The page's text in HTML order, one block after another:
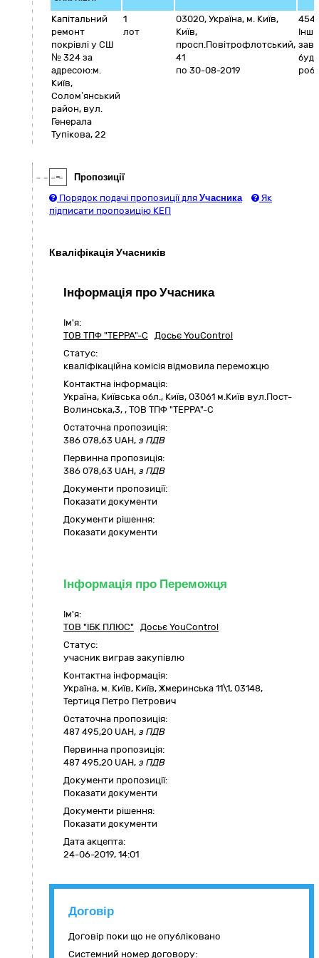
Капітальний
ремонт
покрівлі у СШ
№ 324 за
адресою:м.
Київ,
Солом’янський
район, вул.
Генерала
Тупікова, 22
1
лот
03020, Україна, м. Київ,
Київ,
просп.Повітрофлотський,
41
по 30-08-2019
Інші
-
Пропозиції
Порядок подачі пропозиції для Учасника
Як
підписати пропозицію КЕП
Кваліфікація Учасників
Інформація про Учасника
Ім'я:
ТОВ ТПФ "ТЕРРА"-С
Досьє YouControl
Статус:
кваліфікаційна комісія відмовила переможцю
Контактна інформація:
Україна, Київська обл., Київ, 03061 м.Київ вул.Пост-
Волинська,3, , ТОВ ТПФ "ТЕРРА"-С
Остаточна пропозиція:
386 078,63 UAH, з ПДВ
Первинна пропозиція:
386 078,63 UAH, з ПДВ
Документи пропозиції:
Показати документи
Документи рішення:
Показати документи
Інформація про Переможця
Ім'я:
ТОВ "ІБК ПЛЮС" Досьє YouControl
Статус:
учасник виграв закупівлю
Контактна інформація:
Україна, м. Київ, Київ, Жмеринська 11\1, 03148,
Тертиця Петро Петрович
Остаточна пропозиція:
487 495,20 UAH, з ПДВ
Первинна пропозиція:
487 495,20 UAH, з ПДВ
Документи пропозиції:
Показати документи
Документи рішення:
Показати документи
Дата акцепта:
24-06-2019, 14:01
Договір
Договір поки що не опубліковано
Системний номер договору: